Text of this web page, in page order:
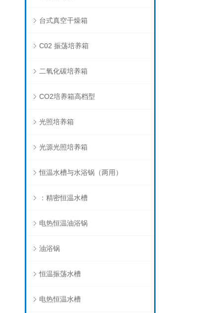
台式真空干燥箱
C02 振荡培养箱
二氧化碳培养箱
CO2培养箱高档型
光照培养箱
光源光照培养箱
恒温水槽与水浴锅（两用）
：精密恒温水槽
电热恒温油浴锅
油浴锅
恒温振荡水槽
电热恒温水槽